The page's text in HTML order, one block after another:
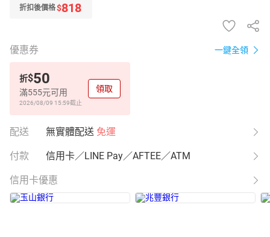
折扣後價格$818
優惠券 一鍵全領
折$50
滿555元可用
2026/08/09 15:59截止
領取
配送 無實體配送 免運
付款 信用卡／LINE Pay／AFTEE／ATM
信用卡優惠